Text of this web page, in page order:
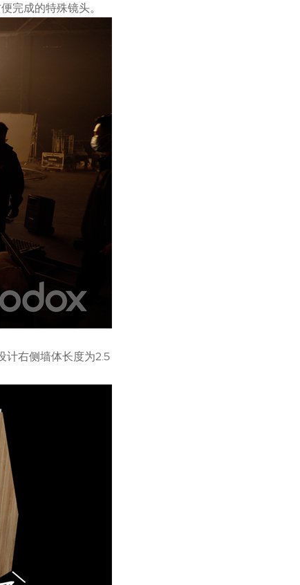
完成的特殊镜头。
计右侧墙体长度为2.5